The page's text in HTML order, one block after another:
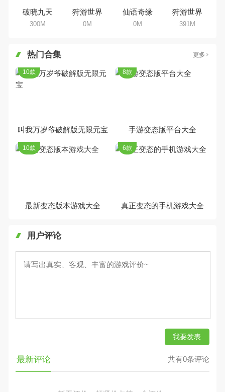
破晓九天
300M
狩游世界
0M
仙语奇缘
0M
狩游世界
391M
热门合集 更多
叫我万岁爷破解版无限元宝
10款
手游变态版平台大全
8款
最新变态版本游戏大全
10款
真正变态的手机游戏大全
6款
用户评论
我要发表
最新评论 共有0条评论